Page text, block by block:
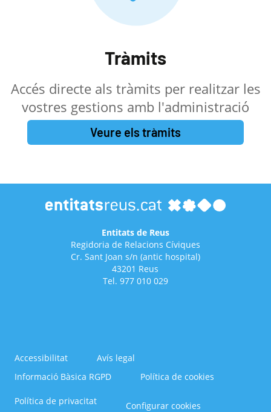
Tràmits
Accés directe als tràmits per realitzar les
vostres gestions amb l'administració
Veure els tràmits
Entitats de Reus
Regidoria de Relacions Cíviques
Cr. Sant Joan s/n (antic hospital)
43201 Reus
Tel. 977 010 029
del
Accessibilitat
Avís legal
Informació Bàsica RGPD
Política de cookies
Política de privacitat
Configurar cookies